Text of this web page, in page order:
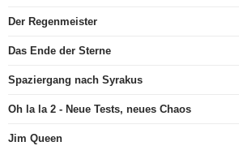
Der Regenmeister
Das Ende der Sterne
Spaziergang nach Syrakus
Oh la la 2 - Neue Tests, neues Chaos
Jim Queen